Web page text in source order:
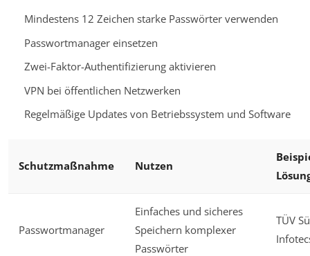
Mindestens 12 Zeichen starke Passwörter verwenden
Passwortmanager einsetzen
Zwei-Faktor-Authentifizierung aktivieren
VPN bei öffentlichen Netzwerken
Regelmäßige Updates von Betriebssystem und Software
Schutzmaßnahme Nutzen
Passwortmanager
Einfaches und sicheres
Speichern komplexer
Passwörter
TÜV